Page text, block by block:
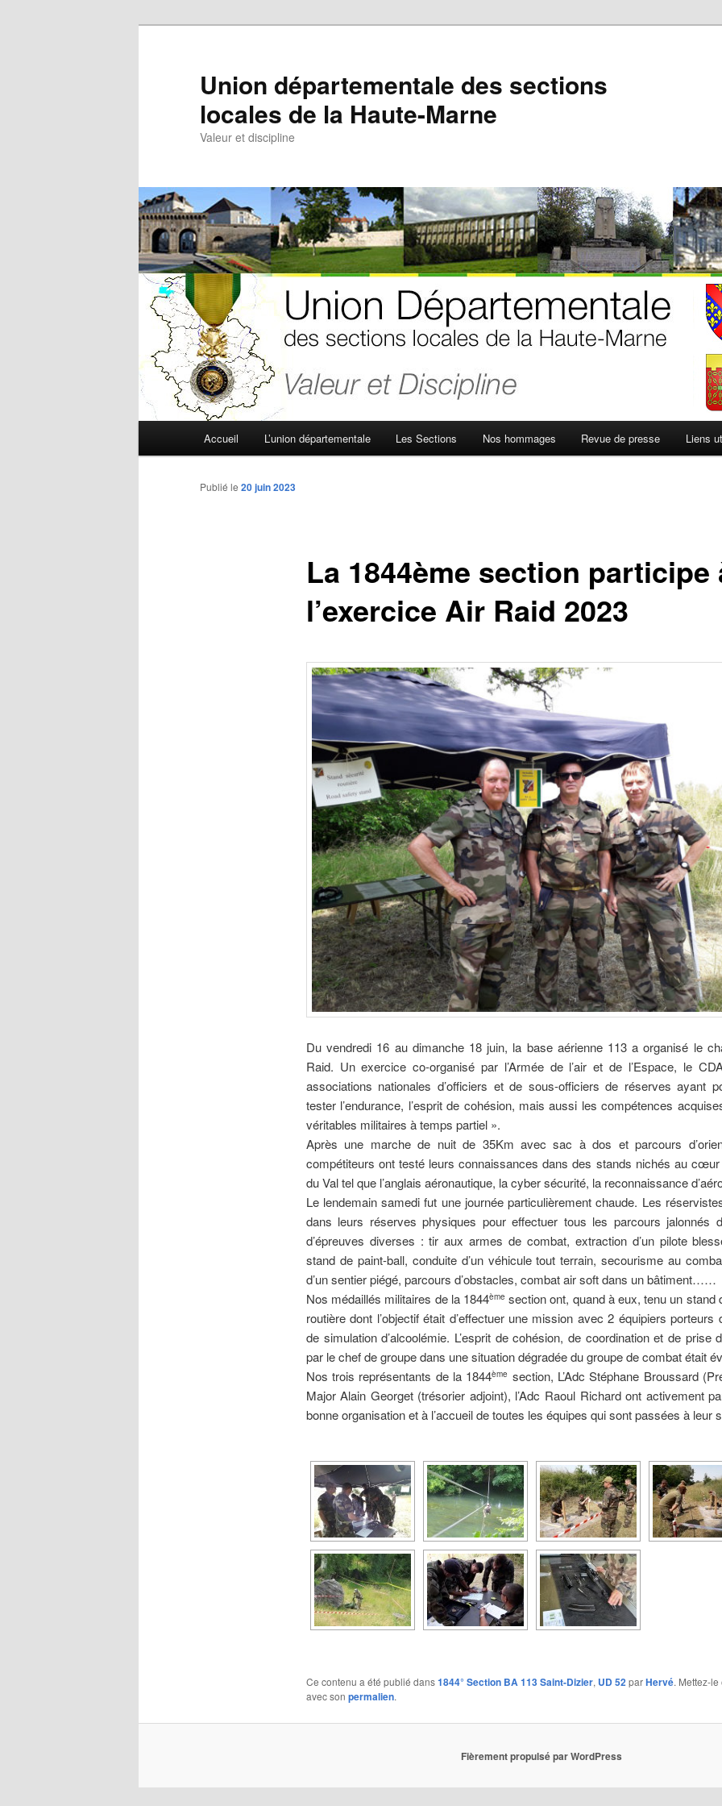
Union départementale des sections
locales de la Haute-Marne
Valeur et discipline
Accueil L’union départementale Les Sections Nos hommages Revue de presse Liens
La 1844ème section participe
l’exercice Air Raid 2023
Publié le 20 juin 2023
Du vendredi 16 au dimanche 18 juin, la base aérienne 113 a organisé le
Raid. Un exercice co-organisé par l’Armée de l’air et de l’Espace, le
associations nationales d’officiers et de sous-officiers de réserves ayant
tester l’endurance, l’esprit de cohésion, mais aussi les compétences
véritables militaires à temps partiel ».
Après une marche de nuit de 35Km avec sac à dos et parcours
compétiteurs ont testé leurs connaissances dans des stands nichés au
du Val tel que l’anglais aéronautique, la cyber sécurité, la reconnaissance
Le lendemain samedi fut une journée particulièrement chaude. Les
dans leurs réserves physiques pour effectuer tous les parcours jalonnés
d’épreuves diverses : tir aux armes de combat, extraction d’un pilote
stand de paint-ball, conduite d’un véhicule tout terrain, secourisme au
d’un sentier piégé, parcours d’obstacles, combat air soft dans un bâtiment……
Nos médaillés militaires de la 1844ème section ont, quand à eux, tenu un stand
routière dont l’objectif était d’effectuer une mission avec 2 équipiers porteurs
de simulation d’alcoolémie. L’esprit de cohésion, de coordination et de prise
par le chef de groupe dans une situation dégradée du groupe de combat était
Nos trois représentants de la 1844ème section, L’Adc Stéphane Broussard
Major Alain Georget (trésorier adjoint), l’Adc Raoul Richard ont activement
bonne organisation et à l’accueil de toutes les équipes qui sont passées à leur
Ce contenu a été publié dans1844° Section BA 113 Saint-Dizier, UD 52parHervé. Mettez-le
avec son permalien.
Fièrement propulsé par WordPress